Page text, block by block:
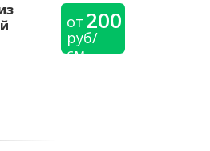
от
руб/
см
200